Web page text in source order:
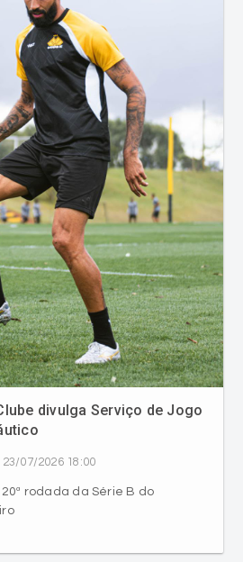
divulga Serviço de Jogo
23/07/2026 18:00
rodada da Série B do